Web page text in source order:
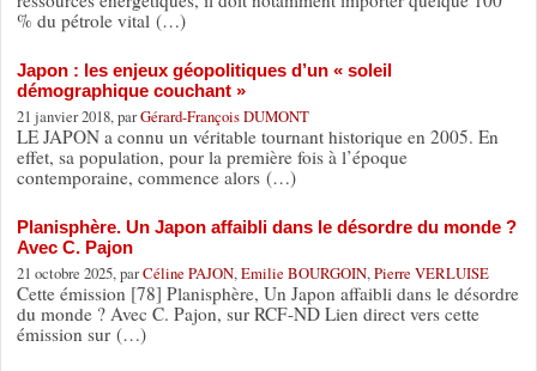
% du pétrole vital (…)
Japon : les enjeux géopolitiques d’un « soleil
démographique couchant »
21 janvier 2018, parGérard-François DUMONT
LE JAPON a connu un véritable tournant historique en 2005. En
effet, sa population, pour la première fois à l’époque
contemporaine, commence alors (…)
Planisphère. Un Japon affaibli dans le désordre du monde ?
Avec C. Pajon
21 octobre 2025, parCéline PAJON, Emilie BOURGOIN, Pierre VERLUISE
Cette émission [78] Planisphère, Un Japon affaibli dans le désordre
du monde ? Avec C. Pajon, sur RCF-ND Lien direct vers cette
émission sur (…)